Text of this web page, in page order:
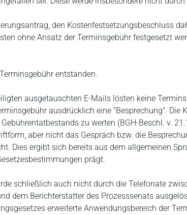
den Kostenfestsetzungsbeschluss
ohne Ansatz der Terminsgebühr festgesetzt
entstanden.
ausgetauschten E-Mails lösten keine
ausdrücklich eine "Besprechung".
zu werten (BGH-Beschl. v.
aber nicht das Gespräch bzw. die
Dies ergibt sich bereits aus dem allgemeinen
prägt.
schließlich auch nicht durch die Telefonate
dem Berichterstatter des Prozesssenats
erweiterte Anwendungsbereich der